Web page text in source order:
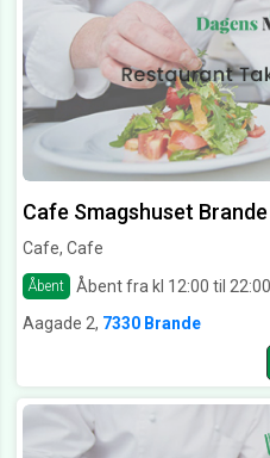
Cafe Smagshuset Brande
Cafe, Cafe
Åbent
Åbent fra kl 12:00 til 22:00
Aagade 2, 7330 Brande